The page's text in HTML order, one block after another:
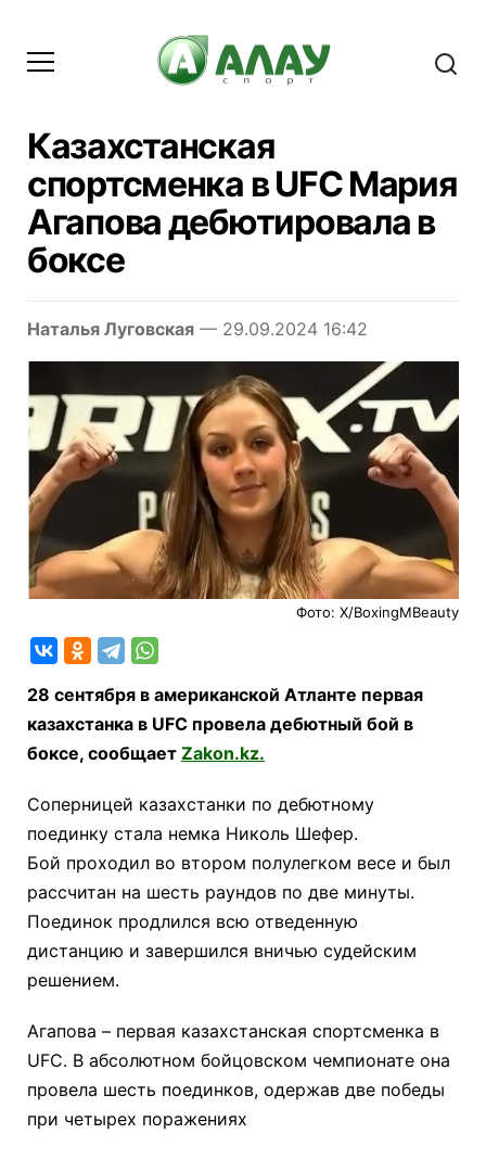
Казахстанская
спортсменка в UFC Мария
Агапова дебютировала в
боксе
Наталья Луговская — 29.09.2024 16:42
Фото: Х/BoxingMBeauty
28 сентября в американской Атланте первая
казахстанка в UFC провела дебютный бой в
боксе, сообщает Zakon.kz.
Соперницей казахстанки по дебютному
поединку стала немка Николь Шефер.
Бой проходил во втором полулегком весе и был
рассчитан на шесть раундов по две минуты.
Поединок продлился всю отведенную
дистанцию и завершился вничью судейским
решением.
Агапова – первая казахстанская спортсменка в
UFC. В абсолютном бойцовском чемпионате она
провела шесть поединков, одержав две победы
при четырех поражениях